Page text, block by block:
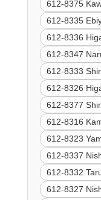
612-8375
612-8335
612-8336
612-8347
612-8333
612-8326
612-8377
612-8316
612-8323
612-8337
612-8332
612-8327